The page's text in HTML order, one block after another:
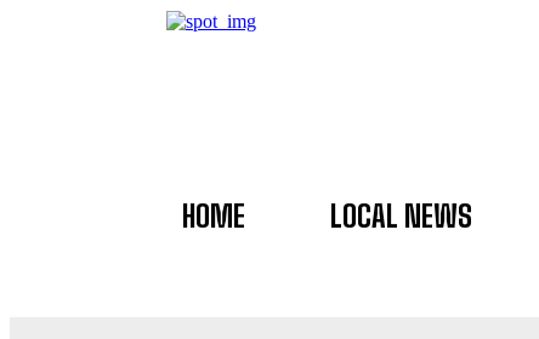
HOME LOCAL NEWS